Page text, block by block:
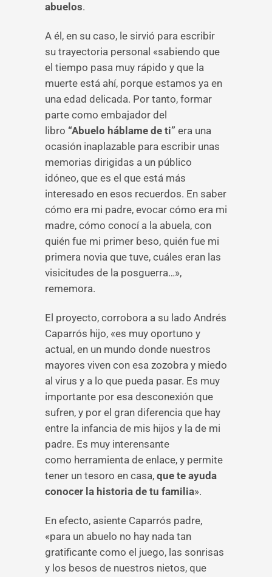
abuelos.
A él, en su caso, le sirvió para escribir
su trayectoria personal «sabiendo que
el tiempo pasa muy rápido y que la
muerte está ahí, porque estamos ya en
una edad delicada. Por tanto, formar
parte como embajador del
libro “Abuelo háblame de ti” era una
ocasión inaplazable para escribir unas
memorias dirigidas a un público
idóneo, que es el que está más
interesado en esos recuerdos. En saber
cómo era mi padre, evocar cómo era mi
madre, cómo conocí a la abuela, con
quién fue mi primer beso, quién fue mi
primera novia que tuve, cuáles eran las
visicitudes de la posguerra…»,
rememora.
El proyecto, corrobora a su lado Andrés
Caparrós hijo, «es muy oportuno y
actual, en un mundo donde nuestros
mayores viven con esa zozobra y miedo
al virus y a lo que pueda pasar. Es muy
importante por esa desconexión que
sufren, y por el gran diferencia que hay
entre la infancia de mis hijos y la de mi
padre. Es muy interensante
como herramienta de enlace, y permite
tener un tesoro en casa, que te ayuda
conocer la historia de tu familia».
En efecto, asiente Caparrós padre,
«para un abuelo no hay nada tan
gratificante como el juego, las sonrisas
y los besos de nuestros nietos, que